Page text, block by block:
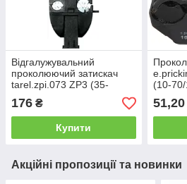
Відгалужувальний
проколюючий затискач
tarel.zpi.073 ZP3 (35-
70/16-35) E.NEXT
176 ₴
Купити
(10-
51,20
Акційні пропозиції та новинки